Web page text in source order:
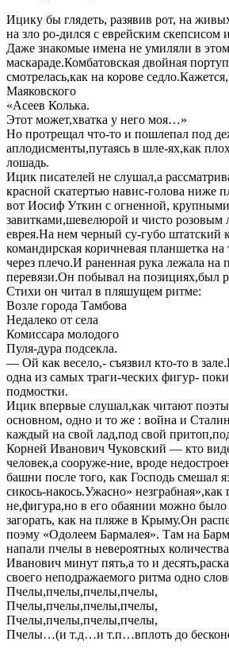
Ицику бы глядеть, разявив рот, на
на зло ро-дился с еврейским скепсисом
Даже знакомые имена не умиляли в этом
маскараде.Комбатовская двойная
смотрелась,как на корове
Маяковского
«Асеев Колька.
Этот может,хватка у него моя…»
Но протрещал что-то и пошлепал под
аплодисменты,путаясь в шле-ях,как
лошадь.
Ицик писателей не слушал,а
красной скатертью навис-голова ниже
вот Иосиф Уткин с огненной, крупными
завитками,шевелюрой и чисто розовым
еврея.На нем черный су-губо штатский
командирская коричневая планшетка
через плечо.И раненная рука лежала на
перевязи.Он побывал на позициях,был
Стихи он читал в пляшущем ритме:
Возле города Тамбова
Недалеко от села
Комиссара молодого
Пуля-дура подсекла.
— Ой как весело,- съязвил кто-то в
одна из самых траги-ческих фигур-
подмостки.
Ицик впервые слушал,как читают
основном, одно и то же : война и
каждый на свой лад,под свой
Корней Иванович Чуковский — кто
человек,а сооруже-ние, вроде
башни после того, как Господь смешал
сикось-накось.Ужасно» незграбная»,как
не,фигура,но в его обаянии можно было
загорать, как на пляже в Крыму.Он
поэму «Одолеем Бармалея». Там на
напали пчелы в невероятных
Иванович минут пять,а то и
своего неподражаемого ритма одно
Пчелы,пчелы,пчелы,пчелы,
Пчелы,пчелы,пчелы,пчелы,
Пчелы,пчелы,пчелы,пчелы,
Пчелы…(и т.д…и т.п…вплоть до